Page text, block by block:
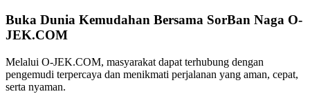
Buka Dunia Kemudahan Bersama SorBan Naga O-
JEK.COM
Melalui O-JEK.COM, masyarakat dapat terhubung dengan
pengemudi terpercaya dan menikmati perjalanan yang aman, cepat,
serta nyaman.